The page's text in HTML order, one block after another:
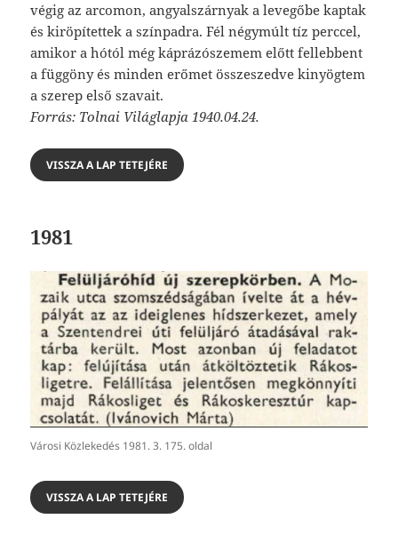
végig az arcomon, angyalszárnyak a levegőbe kaptak
és kiröpítettek a színpadra. Fél négymúlt tíz perccel,
amikor a hótól még káprázószemem előtt fellebbent
a függöny és minden erőmet összeszedve kinyögtem
a szerep első szavait.
Forrás: Tolnai Világlapja 1940.04.24.
VISSZA A LAP TETEJÉRE
1981
Városi Közlekedés 1981. 3. 175. oldal
VISSZA A LAP TETEJÉRE